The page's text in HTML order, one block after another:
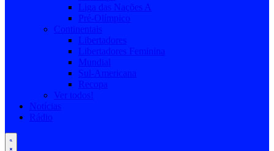
Liga das Nações A
Pré-Olímpico
Continentais
Libertadores
Libertadores Feminina
Mundial
Sul-Americana
Recopa
Ver todos!
Notícias
Rádio